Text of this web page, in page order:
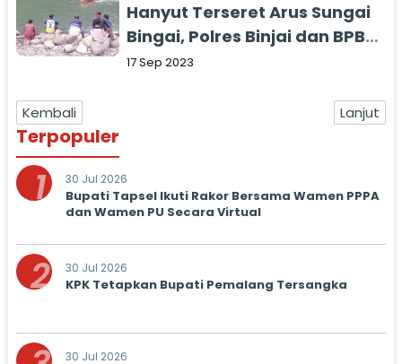
Hanyut Terseret Arus Sungai
Bingai, Polres Binjai dan BPBD
Lakukan Pencarian
17 Sep 2023
Kembali Lanjut
Terpopuler
1 30 Jul 2026
Bupati Tapsel Ikuti Rakor Bersama Wamen PPPA
dan Wamen PU Secara Virtual
2 30 Jul 2026
KPK Tetapkan Bupati Pemalang Tersangka
30 Jul 2026